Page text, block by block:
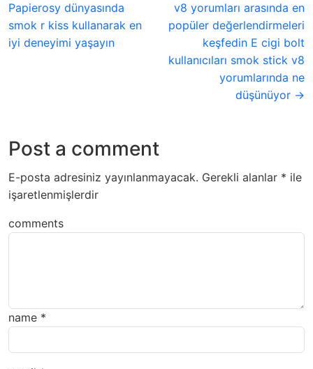
Papierosy dünyasında
smok r kiss kullanarak en
iyi deneyimi yaşayın
v8 yorumları arasında en
popüler değerlendirmeleri
keşfedin E cigi bolt
kullanıcıları smok stick v8
yorumlarında ne
düşünüyor →
Post a comment
E-posta adresiniz yayınlanmayacak. Gerekli alanlar * ile
işaretlenmişlerdir
comments
name *